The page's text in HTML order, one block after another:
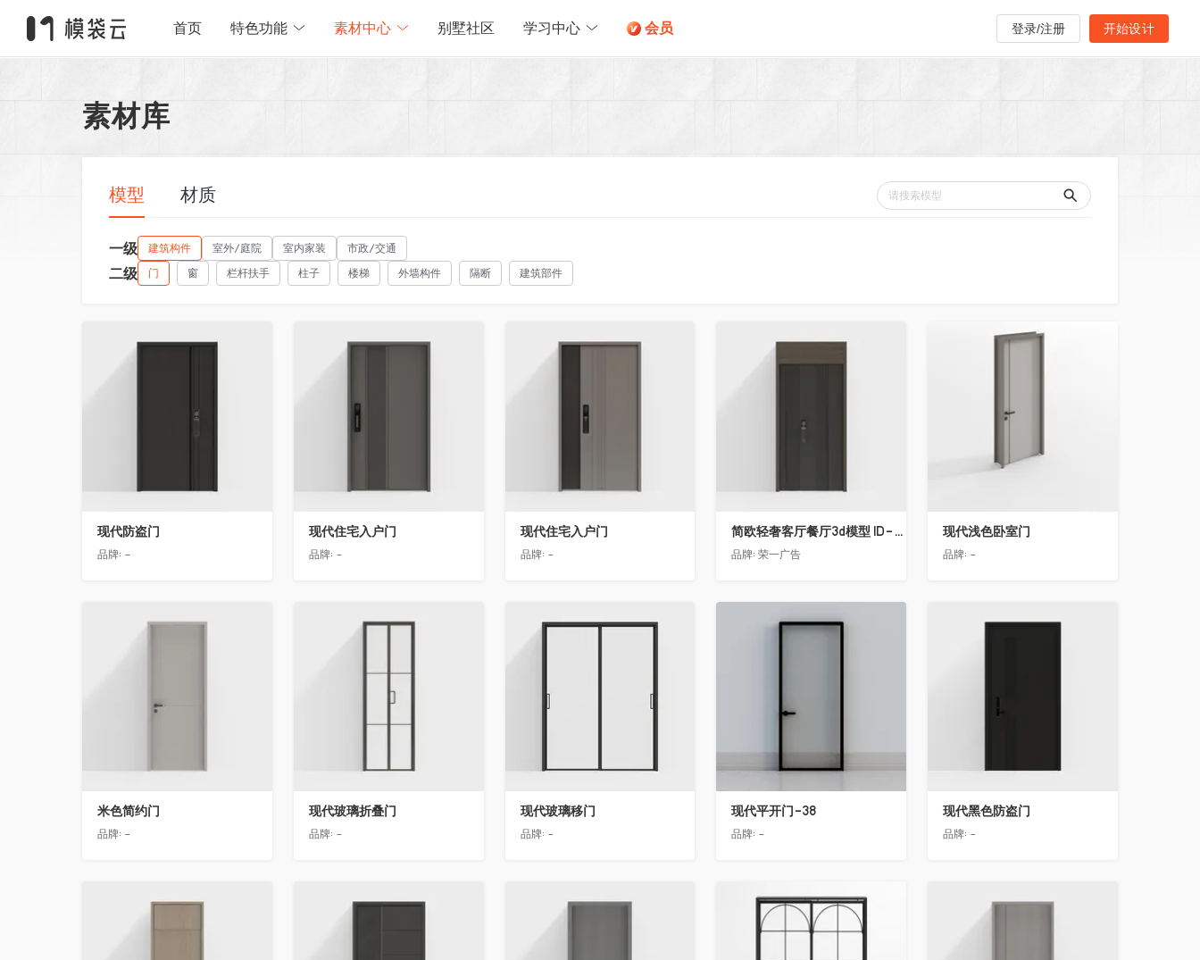
首页 特色功能 素材中心 别墅社区 学习中心 会员 登录/注册 开始设计
素材库
模型 材质
一级 建筑构件 室外/庭院 室内家装 市政/交通
二级 门 窗 栏杆扶手 柱子 楼梯 外墙构件 隔断 建筑部件
收藏
现代防盗门
品牌: -
收藏
现代住宅入户门
品牌: -
收藏
现代住宅入户门
品牌: -
收藏
简欧轻奢客厅餐厅3d模型 ID-11490558入户门2
品牌:荣一广告
现代浅色卧室门
品牌: -
米色简约门
品牌: -
现代玻璃折叠门
品牌: -
收藏
现代玻璃移门
品牌: -
收藏
现代平开门-38
品牌: -
收藏
现代黑色防盗门
品牌: -
收藏 收藏 收藏 收藏